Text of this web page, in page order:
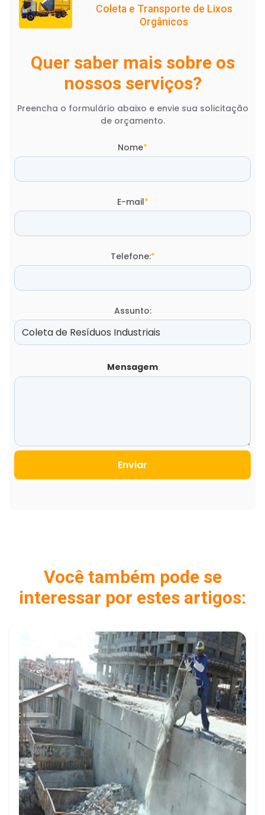
Coleta e Transporte de Lixos
Orgânicos
Quer saber mais sobre os
nossos serviços?
Preencha o formulário abaixo e envie sua solicitação
de orçamento.
Nome*
E-mail*
Telefone:*
Assunto:
Mensagem
Enviar
Você também pode se
interessar por estes artigos: